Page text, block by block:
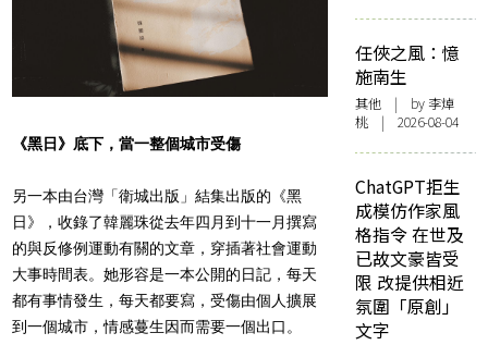
《黑日》底下，當一整個城市受傷
另一本由台灣「衛城出版」結集出版的《黑
日》，收錄了韓麗珠從去年四月到十一月撰寫
的與反修例運動有關的文章，穿插著社會運動
大事時間表。她形容是一本公開的日記，每天
都有事情發生，每天都要寫，受傷由個人擴展
到一個城市，情感蔓生因而需要一個出口。
任俠之風：憶
施南生
其他 | by 李焯
桃 | 2026-08-04
ChatGPT拒生
成模仿作家風
格指令 在世及
已故文豪皆受
限 改提供相近
氛圍「原創」
文字